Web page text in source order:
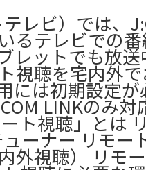
レビ）では、
るテレビでの
レットでも放
視聴を宅内外
には初期設定が
LINKのみ対
ト視聴」とは
ーナー リモー
外視聴） リモ